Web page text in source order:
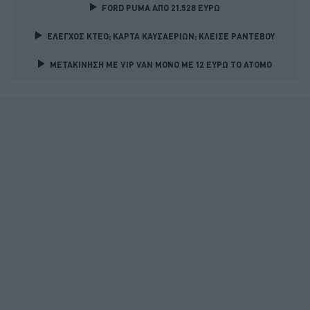
FORD PUMA ΑΠΟ 21.528 ΕΥΡΩ
ΕΛΕΓΧΟΣ ΚΤΕΟ; ΚΑΡΤΑ ΚΑΥΣΑΕΡΙΩΝ; ΚΛΕΙΣΕ ΡΑΝΤΕΒΟΥ
ΜΕΤΑΚΙΝΗΣΗ ΜΕ VIP VAN ΜΟΝΟ ΜΕ 12 ΕΥΡΩ ΤΟ ΑΤΟΜΟ